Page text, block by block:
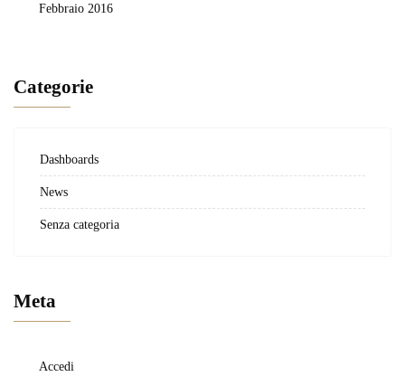
Febbraio 2016
Categorie
Dashboards
News
Senza categoria
Meta
Accedi